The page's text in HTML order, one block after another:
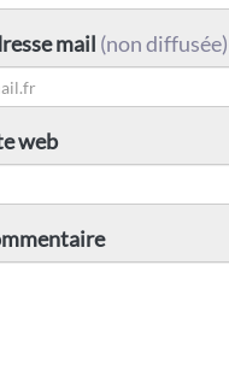
mail (non diffusée)
web